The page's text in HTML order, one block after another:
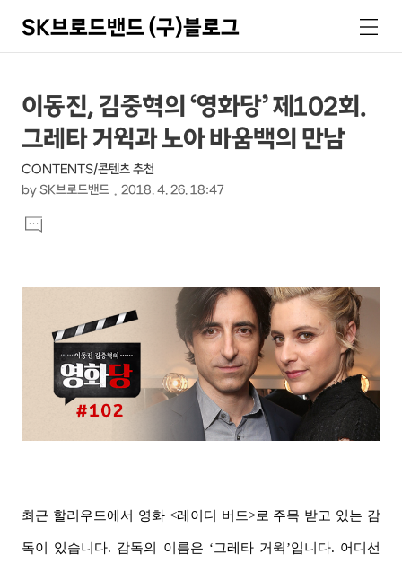
SK브로드밴드 (구)블로그
색
메
뉴
상
세
컨
텐
츠
본
문
제
목
이동진, 김중혁의 ‘영화당’ 제102회.
그레타 거윅과 노아 바움백의 만남
CONTENTS/콘텐츠 추천
by SK브로드밴드 2018. 4. 26. 18:47
문
댓
글
최근 할리우드에서 영화 <레이디 버드>로 주목 받고 있는 감
독이 있습니다. 감독의 이름은 ‘그레타 거윅’입니다. 어디선